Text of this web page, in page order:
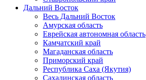
Дальний Восток
Весь Дальний Восток
Амурская область
Еврейская автономная область
Камчатский край
Магаданская область
Приморский край
Республика Саха (Якутия)
Сахалинская область